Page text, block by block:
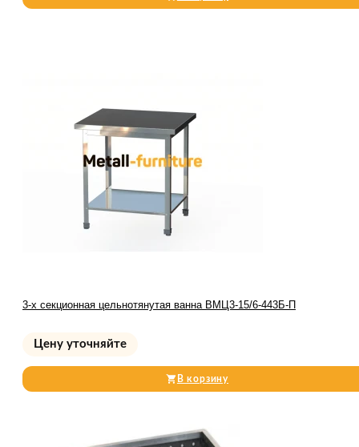
3-х секционная цельнотянутая ванна ВМЦ3-15/6-443Б-П
Цену уточняйте
В корзину